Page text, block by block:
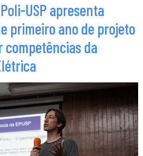
USP apresenta
primeiro ano de projeto
competências da